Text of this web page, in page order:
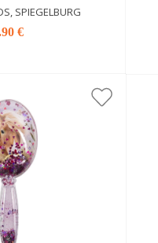
SPIEGELBURG
€